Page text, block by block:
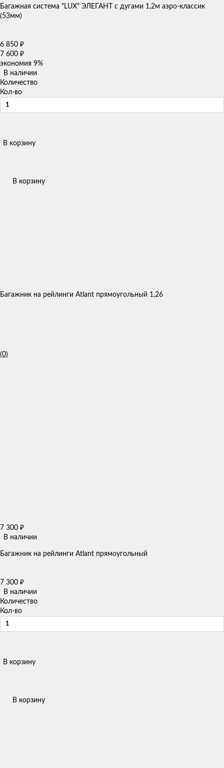
Багажная система "LUX" ЭЛЕГАНТ с дугами 1,2м аэро-классик
(53мм)
6 850 ₽
7 600 ₽
экономия 9%
В наличии
Количество
Кол-во
В корзину
В корзину
Багажник на рейлинги Atlant прямоугольный 1,26
(0)
7 300 ₽
В наличии
Багажник на рейлинги Atlant прямоугольный
7 300 ₽
В наличии
Количество
Кол-во
В корзину
В корзину